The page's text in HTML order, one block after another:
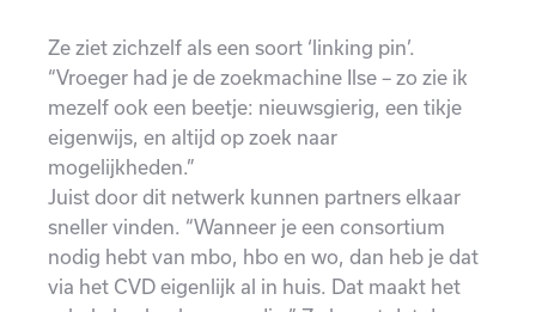
Ze ziet zichzelf als een soort ‘linking pin’.
“Vroeger had je de zoekmachine Ilse – zo zie ik
mezelf ook een beetje: nieuwsgierig, een tikje
eigenwijs, en altijd op zoek naar
mogelijkheden.”
Juist door dit netwerk kunnen partners elkaar
sneller vinden. “Wanneer je een consortium
nodig hebt van mbo, hbo en wo, dan heb je dat
via het CVD eigenlijk al in huis. Dat maakt het